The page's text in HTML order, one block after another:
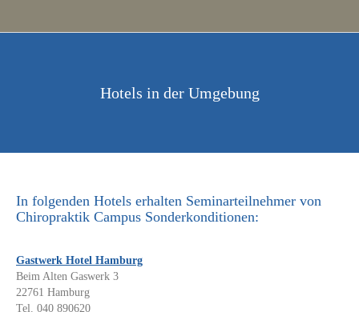
Hotels in der Umgebung
In folgenden Hotels erhalten Seminarteilnehmer von
Chiropraktik Campus Sonderkonditionen:
Gastwerk Hotel Hamburg
Beim Alten Gaswerk 3
22761 Hamburg
Tel. 040 890620